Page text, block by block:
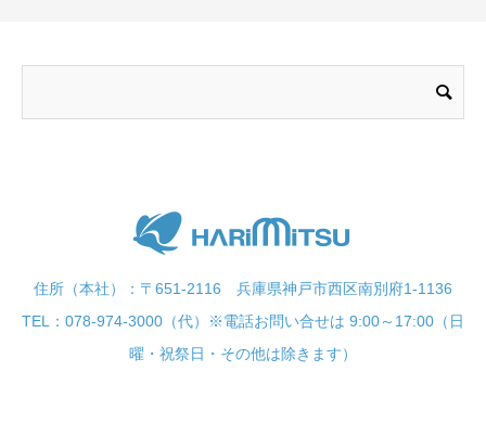
住所（本社）：〒651-2116 兵庫県神戸市西区南別府1-1136
TEL：078-974-3000（代）※電話お問い合せは 9:00～17:00（日
曜・祝祭日・その他は除きます）